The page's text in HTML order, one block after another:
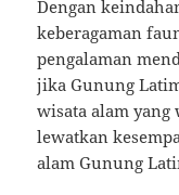
Dengan
keberagaman
pengalaman
jika Gunung
wisata alam
lewatkan
alam Gunung